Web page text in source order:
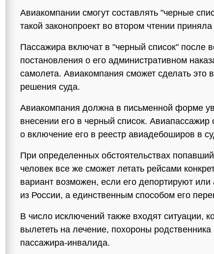
Авиакомпании смогут составлять "черные
такой законопроект во втором чтении
Пассажира включат в "черный список" после
постановления о его административном
самолета. Авиакомпания сможет сделать это
решения суда.
Авиакомпания должна в письменной форме
внесении его в черный список.
о включение его в реестр авиадебоширов в
При определенных обстоятельствах
человек все же сможет летать рейсами
вариант возможен, если его депортируют
из России, а единственным способом его
В число исключений также входят ситуации,
вылететь на лечение, похороны
пассажира-инвалида.